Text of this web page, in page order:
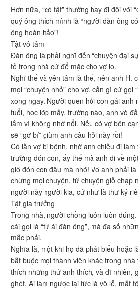
Hơn nữa, “có tật” thường hay đi đôi với
quý ông thích mình là “người đàn ông
ông hoàn hảo”!
Tật vô tâm
Đàn ông là phải nghĩ đến “chuyện đại
tẻ trong nhà cứ để mặc cho vợ lo.
Nghĩ thế và yên tâm là thế, nên anh H.
mọi “chuyện nhỏ” cho vợ, cần gì cứ gọi
xong ngay. Người quen hỏi con gái anh
tuổi, học lớp mấy, trường nào, anh vò
lắm vì không nhớ nổi. Nếu có vợ bên
sẽ “gỡ bí” giùm anh câu hỏi này rồi!
Có lần vợ bị bệnh, nhờ anh chiều đi
trường đón con, ấy thế mà anh đi về
giờ đón con đâu mà nhớ! Vợ anh phải
chừng mọi chuyện, từ chuyện giỗ chạp
người này người kia, cứ như là thư ký
Tật gia trưởng
Trong nhà, người chồng luôn luôn
cái gọi là “tự ái đàn ông”, mà đa số
mắc phải.
Nghĩa là, một khi họ đã phát biểu hoặc
bắt buộc mọi thành viên khác trong
thích những thứ anh thích, và dĩ nhiên,
ghét. Ai làm ngược lại tức là vô lễ, mất